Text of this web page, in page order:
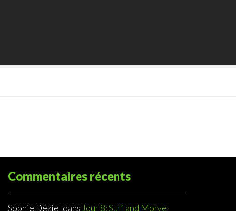
Commentaires récents
Sophie Déziel dans Jour 8: Surf and Morve